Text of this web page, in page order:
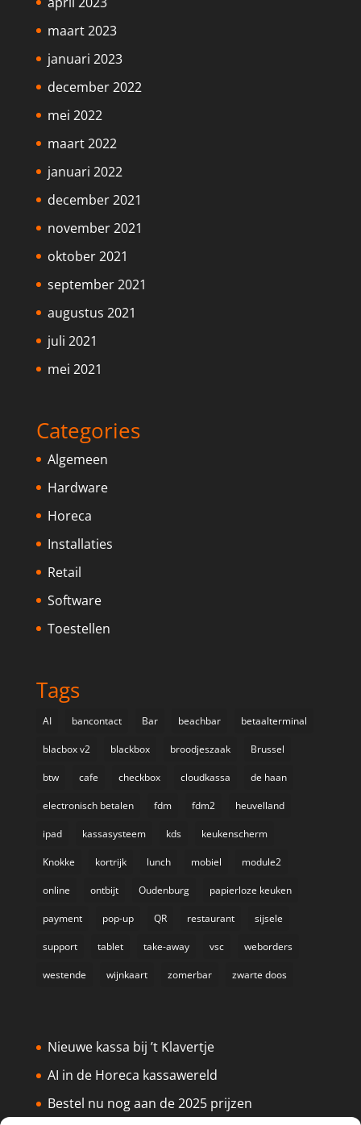
maart 2023
januari 2023
december 2022
mei 2022
maart 2022
januari 2022
december 2021
november 2021
oktober 2021
september 2021
augustus 2021
juli 2021
mei 2021
Categories
Algemeen
Hardware
Horeca
Installaties
Retail
Software
Toestellen
Tags
AI bancontact Bar beachbar betaalterminal
blacbox v2 blackbox broodjeszaak Brussel
btw cafe checkbox cloudkassa de haan
electronisch betalen fdm fdm2 heuvelland
ipad kassasysteem kds keukenscherm
Knokke kortrijk lunch mobiel module2
online ontbijt Oudenburg papierloze keuken
payment pop-up QR restaurant sijsele
support tablet take-away vsc weborders
westende wijnkaart zomerbar zwarte doos
Nieuwe kassa bij ’t Klavertje
AI in de Horeca kassawereld
Bestel nu nog aan de 2025 prijzen